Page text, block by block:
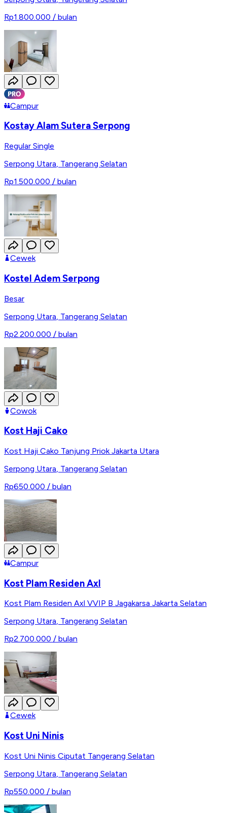
Rp1.800.000 / bulan
Campur
Kostay Alam Sutera Serpong
Regular Single
Serpong Utara, Tangerang Selatan
Rp1.500.000 / bulan
Cewek
Kostel Adem Serpong
Besar
Serpong Utara Tangerang Selatan
Rp2.200.000 / bulan
Cowok
Kost Haji Cako
Kost Haji Cako Tanjung Priok Jakarta Utara
Serpong Utara, Tangerang Selatan
Rp650.000 / bulan
Campur
Kost Plam Residen Axl
Kost Plam Residen Axl VVIP B Jagakarsa Jakarta Selatan
Serpong Utara, Tangerang Selatan
Rp2.700.000 / bulan
Cewek
Kost Uni Ninis
Kost Uni Ninis Ciputat Tangerang Selatan
Serpong Utara, Tangerang Selatan
Rp550.000 / bulan